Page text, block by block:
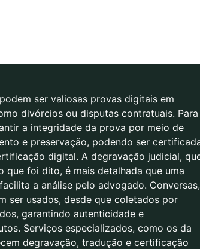
ser valiosas provas digitais em
divórcios ou disputas contratuais. Para
a integridade da prova por meio de
e preservação, podendo ser
digital. A degravação judicial,
que foi dito, é mais detalhada que uma
a análise pelo advogado. Conversas,
ser usados, desde que coletados por
garantindo autenticidade e
Serviços especializados, como os da
degravação, tradução e certificação